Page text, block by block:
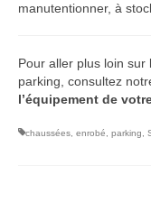
manutentionner, à
Pour aller plus loin sur
parking, consultez
l’équipement de
chaussées, enrobé, parking,